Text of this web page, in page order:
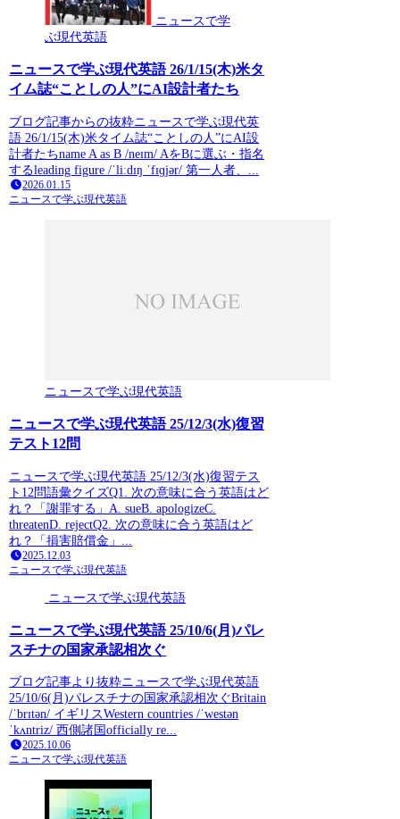
ニュースで学
ぶ現代英語
ニュースで学ぶ現代英語 26/1/15(木)米タ
イム誌“ことしの人”にAI設計者たち
ブログ記事からの抜粋ニュースで学ぶ現代英
語 26/1/15(木)米タイム誌“ことしの人”にAI設
計者たちname A as B /neɪm/ AをBに選ぶ・指名
するleading figure /ˈliːdɪŋ ˈfɪɡjər/ 第一人者、...
2026.01.15
ニュースで学ぶ現代英語
ニュースで学ぶ現代英語
ニュースで学ぶ現代英語 25/12/3(水)復習
テスト12問
ニュースで学ぶ現代英語 25/12/3(水)復習テス
ト12問語彙クイズQ1. 次の意味に合う英語はど
れ？「謝罪する」A. sueB. apologizeC.
threatenD. rejectQ2. 次の意味に合う英語はど
れ？「損害賠償金」...
2025.12.03
ニュースで学ぶ現代英語
ニュースで学ぶ現代英語
ニュースで学ぶ現代英語 25/10/6(月)パレ
スチナの国家承認相次ぐ
ブログ記事より抜粋ニュースで学ぶ現代英語
25/10/6(月)パレスチナの国家承認相次ぐBritain
/ˈbrɪtən/ イギリスWestern countries /ˈwestən
ˈkʌntriz/ 西側諸国officially re...
2025.10.06
ニュースで学ぶ現代英語